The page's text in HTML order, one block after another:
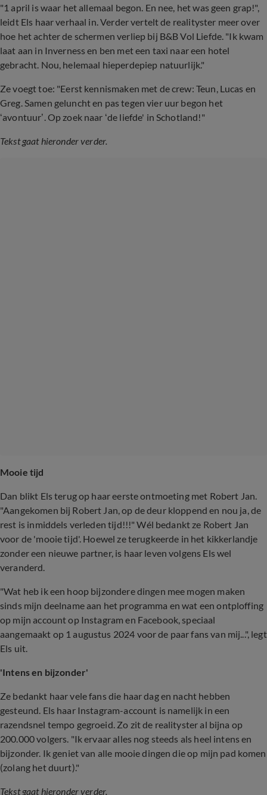
"1 april is waar het allemaal begon. En nee, het was geen grap!",
leidt Els haar verhaal in. Verder vertelt de realityster meer over
hoe het achter de schermen verliep bij B&B Vol Liefde. "Ik kwam
laat aan in Inverness en ben met een taxi naar een hotel
gebracht. Nou, helemaal hieperdepiep natuurlijk."
Ze voegt toe: "Eerst kennismaken met de crew: Teun, Lucas en
Greg. Samen geluncht en pas tegen vier uur begon het
‘avontuur’. Op zoek naar ‘de liefde' in Schotland!"
Tekst gaat hieronder verder.
Mooie tijd
Dan blikt Els terug op haar eerste ontmoeting met Robert Jan.
"Aangekomen bij Robert Jan, op de deur kloppend en nou ja, de
rest is inmiddels verleden tijd!!!" Wél bedankt ze Robert Jan
voor de 'mooie tijd'. Hoewel ze terugkeerde in het kikkerlandje
zonder een nieuwe partner, is haar leven volgens Els wel
veranderd.
"Wat heb ik een hoop bijzondere dingen mee mogen maken
sinds mijn deelname aan het programma en wat een ontploffing
op mijn account op Instagram en Facebook, speciaal
aangemaakt op 1 augustus 2024 voor de paar fans van mij...", legt
Els uit.
'Intens en bijzonder'
Ze bedankt haar vele fans die haar dag en nacht hebben
gesteund. Els haar Instagram-account is namelijk in een
razendsnel tempo gegroeid. Zo zit de realityster al bijna op
200.000 volgers. "Ik ervaar alles nog steeds als heel intens en
bijzonder. Ik geniet van alle mooie dingen die op mijn pad komen
(zolang het duurt)."
Tekst gaat hieronder verder.